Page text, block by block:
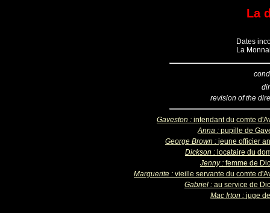
La
Dates
La
revision of the
Gaveston : intendant du comte
Anna : pupille de
George Brown : jeune officier
Dickson : locataire du
Jenny : femme de
Marguerite : vieille servante du comte
Gabriel : au service de
Mac Irton : juge